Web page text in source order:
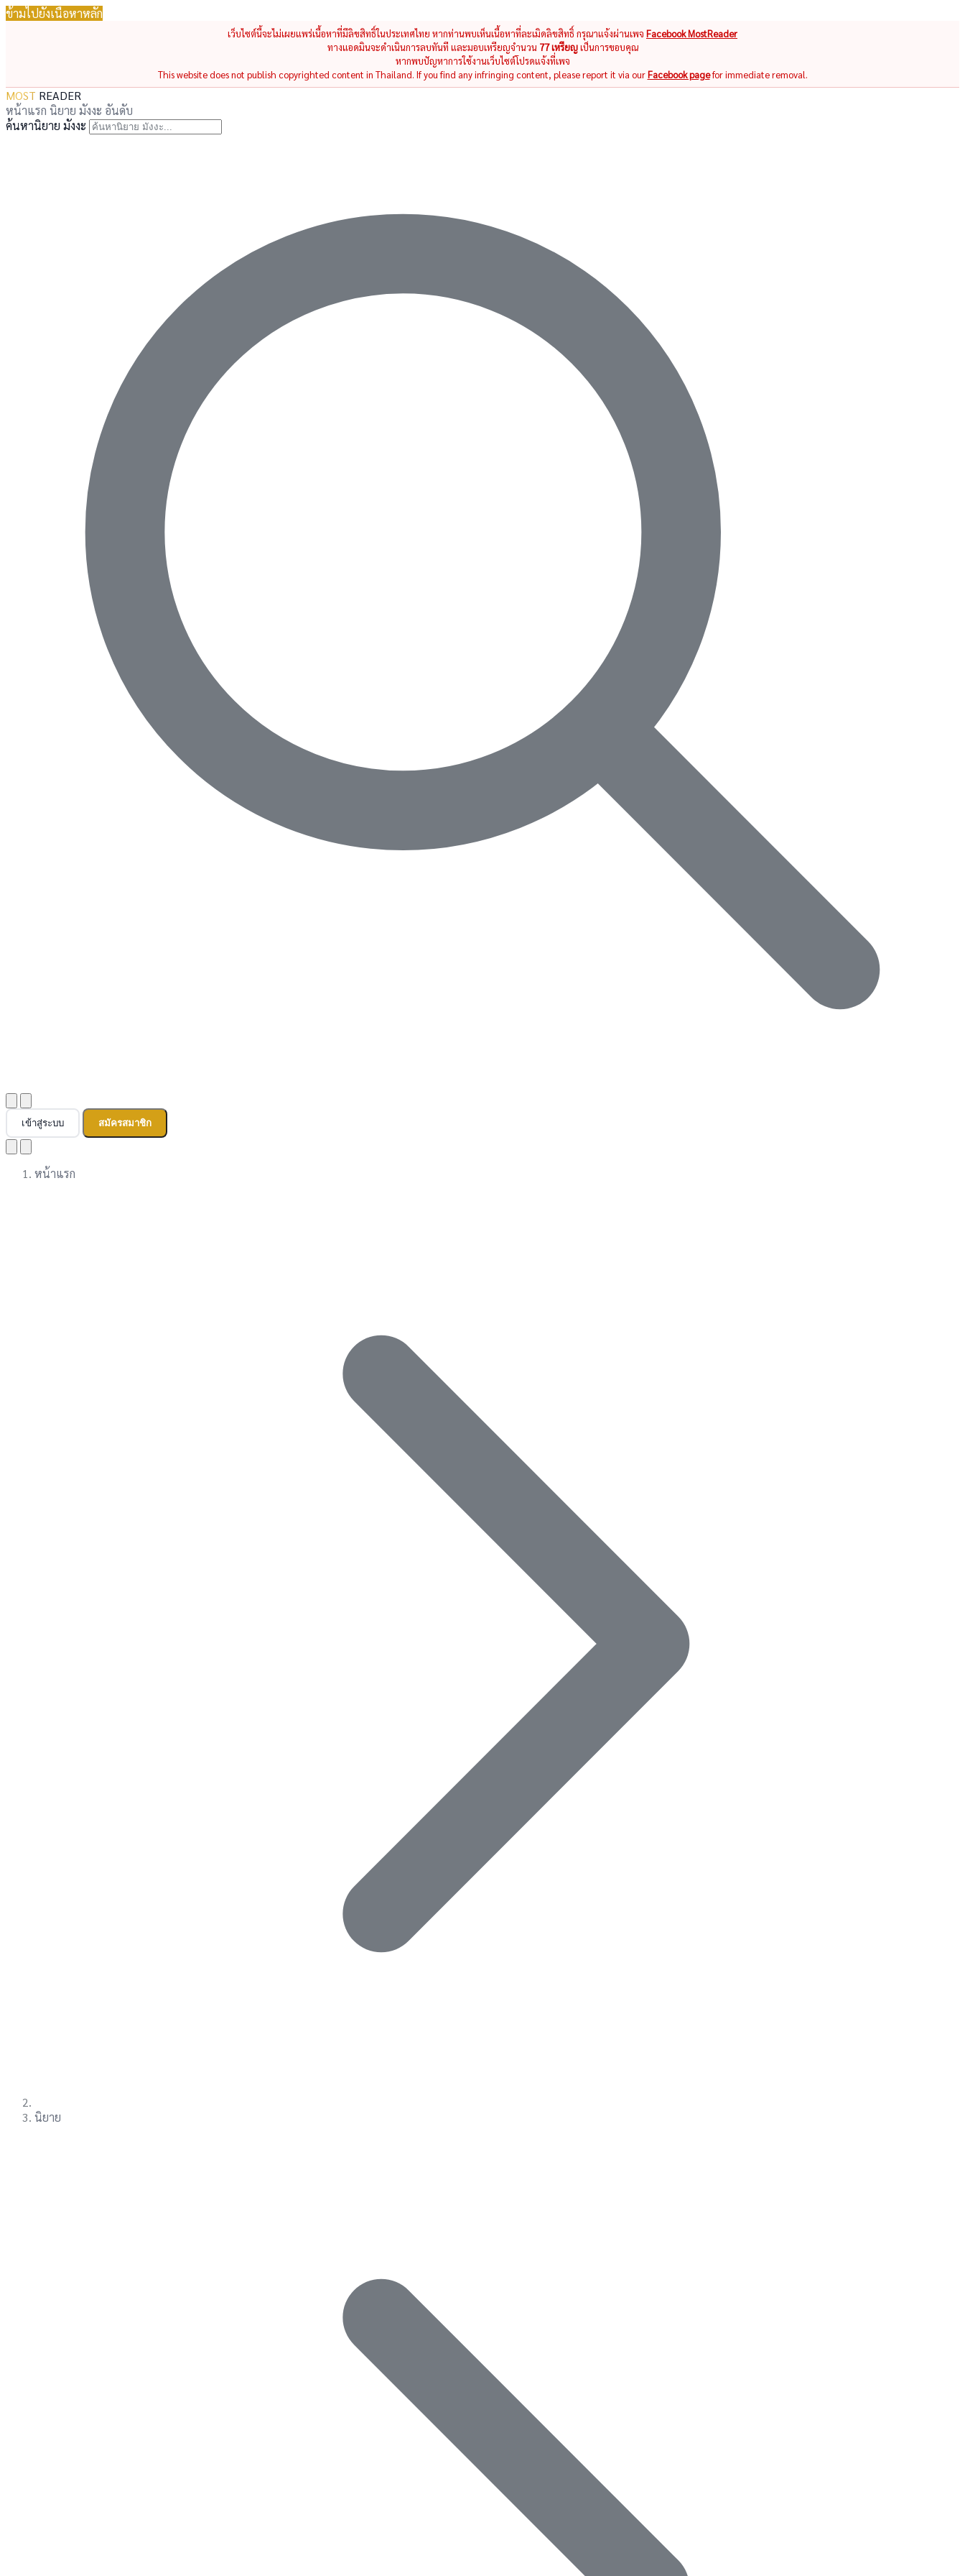
ข้ามไปยังเนื้อหาหลัก
เว็บไซต์นี้จะไม่เผยแพร่เนื้อหาที่มีลิขสิทธิ์ในประเทศไทย หากท่านพบเห็นเนื้อหาที่ละเมิดลิขสิทธิ์ กรุณาแจ้งผ่านเพจ Facebook MostReader
ทางแอดมินจะดำเนินการลบทันที และมอบเหรียญจำนวน 77 เหรียญเป็นการขอบคุณ
หากพบปัญหาการใช้งานเว็บไซต์โปรดแจ้งที่เพจ
This website does not publish copyrighted content in Thailand. If you find any infringing content, please report it via ourFacebook pagefor immediate removal.
MOST READER
หน้าแรก นิยาย มังงะ อันดับ
ค้นหานิยาย มังงะ
เข้าสู่ระบบ สมัครสมาชิก
หน้าแรก
นิยาย